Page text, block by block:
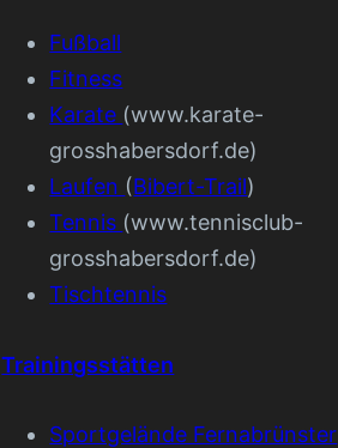
Fußball
Fitness
Karate (www.karate-
grosshabersdorf.de)
Laufen (Bibert-Trail)
Tennis (www.tennisclub-
grosshabersdorf.de)
Tischtennis
Trainingsstätten
Sportgelände Fernabrünster